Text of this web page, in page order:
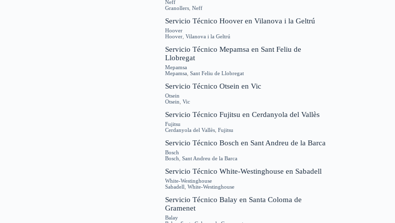
Neff
Granollers ,Neff
Servicio Técnico Hoover en Vilanova i la Geltrú
Hoover
Hoover ,Vilanova i la Geltrú
Servicio Técnico Mepamsa en Sant Feliu de
Llobregat
Mepamsa
Mepamsa ,Sant Feliu de Llobregat
Servicio Técnico Otsein en Vic
Otsein
Otsein ,Vic
Servicio Técnico Fujitsu en Cerdanyola del Vallès
Fujitsu
Cerdanyola del Vallès ,Fujitsu
Servicio Técnico Bosch en Sant Andreu de la Barca
Bosch
Bosch ,Sant Andreu de la Barca
Servicio Técnico White-Westinghouse en Sabadell
White-Westinghouse
Sabadell ,White-Westinghouse
Servicio Técnico Balay en Santa Coloma de
Gramenet
Balay